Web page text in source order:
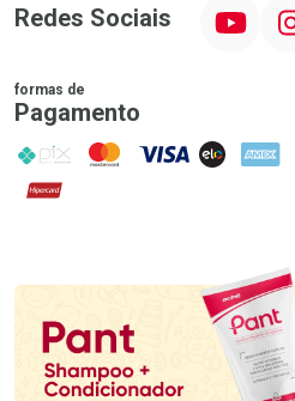
Redes Sociais
formas de
Pagamento
PIX MasterCard
VISA ELO AMEX
Hipercard
Promoção em